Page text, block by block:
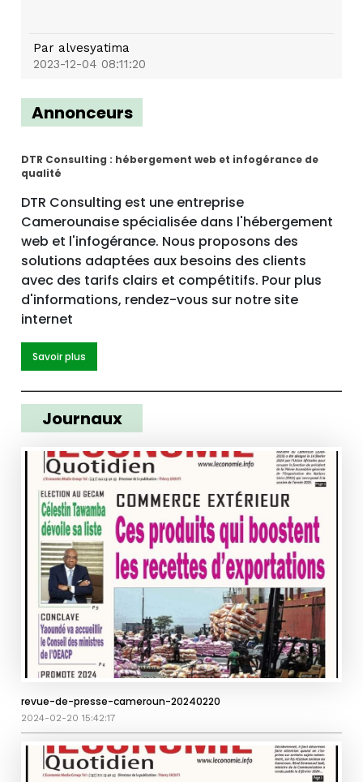
Paralvesyatima
2023-12-04 08:11:20
Annonceurs
DTR Consulting : hébergement web et infogérance de
qualité
DTR Consulting est une entreprise
Camerounaise spécialisée dans l'hébergement
web et l'infogérance. Nous proposons des
solutions adaptées aux besoins des clients
avec des tarifs clairs et compétitifs. Pour plus
d'informations, rendez-vous sur notre site
internet
Savoir plus
Journaux
revue-de-presse-cameroun-20240220
2024-02-20 15:42:17